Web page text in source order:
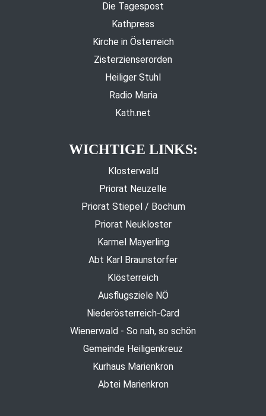
Die Tagespost
Kathpress
Kirche in Österreich
Zisterzienserorden
Heiliger Stuhl
Radio Maria
Kath.net
WICHTIGE LINKS:
Klosterwald
Priorat Neuzelle
Priorat Stiepel / Bochum
Priorat Neukloster
Karmel Mayerling
Abt Karl Braunstorfer
Klösterreich
Ausflugsziele NÖ
Niederösterreich-Card
Wienerwald - So nah, so schön
Gemeinde Heiligenkreuz
Kurhaus Marienkron
Abtei Marienkron